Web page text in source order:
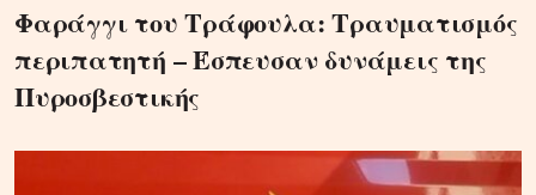
Φαράγγι του Τράφουλα: Τραυματισμός
περιπατητή – Έσπευσαν δυνάμεις της
Πυροσβεστικής